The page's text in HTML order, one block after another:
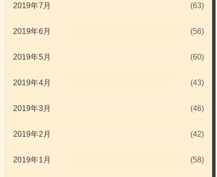
2019年7月 (63)
2019年6月 (56)
2019年5月 (60)
2019年4月 (43)
2019年3月 (46)
2019年2月 (42)
2019年1月 (58)